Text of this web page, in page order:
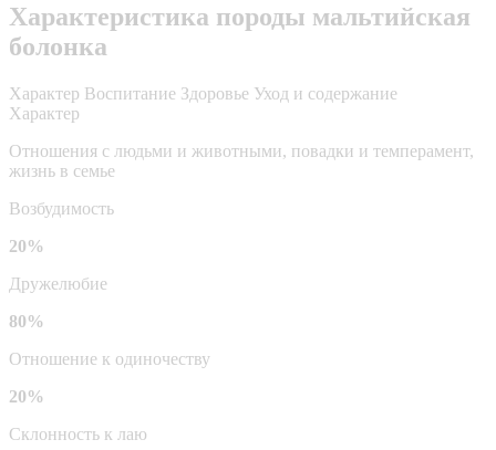
Характеристика породы мальтийская
болонка
Характер Воспитание Здоровье Уход и содержание
Характер
Отношения с людьми и животными, повадки и темперамент,
жизнь в семье
Возбудимость
20%
Дружелюбие
80%
Отношение к одиночеству
20%
Склонность к лаю